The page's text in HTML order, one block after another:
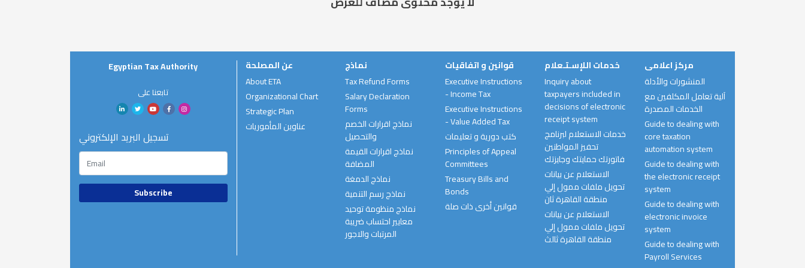
Egyptian Tax Authority
تابعنا على
تسجيل البريد الإلكتروني
عن المصلحة
About ETA
Organizational Chart
Strategic Plan
عناوين المأموريات
نماذج
Tax Refund Forms
Salary Declaration
Forms
نماذج اقرارات الخصم
والتحصيل
نماذج اقرارات القيمة
المضافة
نماذج الدمغة
نماذج رسم التنمية
نماذج منظومة توحيد
معايير احتساب ضريبة
المرتبات والاجور
قوانين و اتفاقيات
Executive Instructions
- Income Tax
Executive Instructions
- Value Added Tax
كتب دورية و تعليمات
Principles of Appeal
Committees
Treasury Bills and
Bonds
قوانين أخرى ذات صلة
خدمات اللإسـتـعلام
Inquiry about
taxpayers included in
decisions of electronic
receipt system
خدمات الاستعلام لبرنامج
تحفيز المواطنين
فاتورتك حمايتك وجايزتك
الاستعلام عن بيانات
تحويل ملفات ممول إلي
منطقة القاهرة ثان
الاستعلام عن بيانات
تحويل ملفات ممول إلي
منطقة القاهرة ثالث
مركز اعلامى
المنشورات والأدلة
آلية تعامل المكلفين مع
الخدمات المصدرة
Guide to dealing with
core taxation
automation system
Guide to dealing with
the electronic receipt
system
Guide to dealing with
electronic invoice
system
Guide to dealing with
Payroll Services